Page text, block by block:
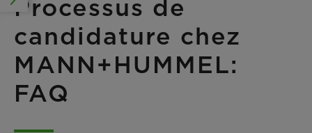
Processus de
candidature chez
MANN+HUMMEL:
FAQ